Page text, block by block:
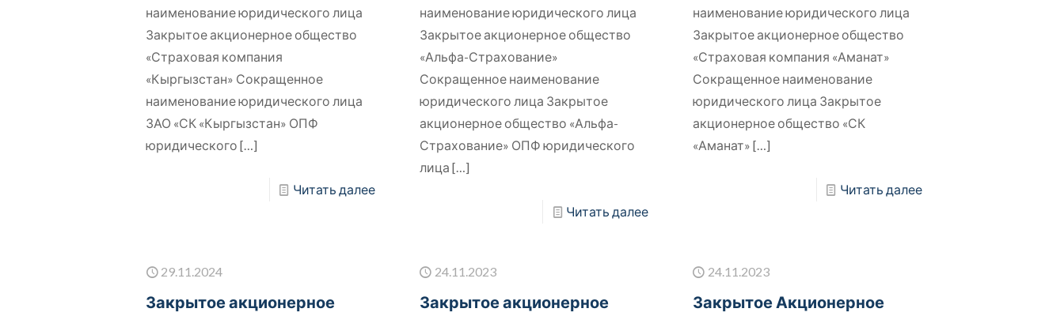
наименование юридического лица
Закрытое акционерное общество
«Страховая компания
«Кыргызстан» Сокращенное
наименование юридического лица
ЗАО «СК «Кыргызстан» ОПФ
юридического […]
Читать далее
наименование юридического лица
Закрытое акционерное общество
«Альфа-Страхование»
Сокращенное наименование
юридического лица Закрытое
акционерное общество «Альфа-
Страхование» ОПФ юридического
лица […]
Читать далее
наименование юридического лица
Закрытое акционерное общество
«Страховая компания «Аманат»
Сокращенное наименование
юридического лица Закрытое
акционерное общество «СК
«Аманат» […]
Читать далее
29.11.2024
Закрытое акционерное
24.11.2023
Закрытое акционерное
24.11.2023
Закрытое Акционерное